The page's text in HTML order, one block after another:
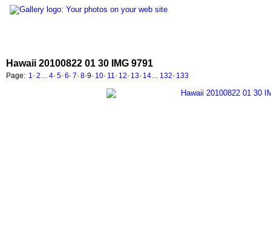
Hawaii 20100822 01 30 IMG 9791
Page: 1 · 2 4· 5· 6· 7· 8·9· 10· 11 · 12· 13· 14 132· 133